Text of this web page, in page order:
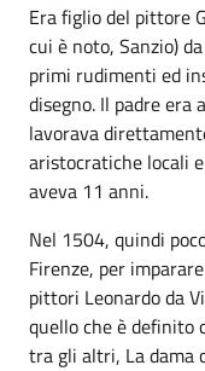
Era figlio del pittore
cui è noto, Sanzio)
primi rudimenti ed
disegno. Il padre era
lavorava
aristocratiche locali
aveva 11 anni.
Nel 1504, quindi
Firenze, per
pittori Leonardo da
quello che è definito
tra gli altri, La dama